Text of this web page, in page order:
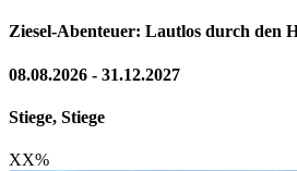
Ziesel-Abenteuer: Lautlos durch den
08.08.2026 - 31.12.2027
Stiege, Stiege
XX%